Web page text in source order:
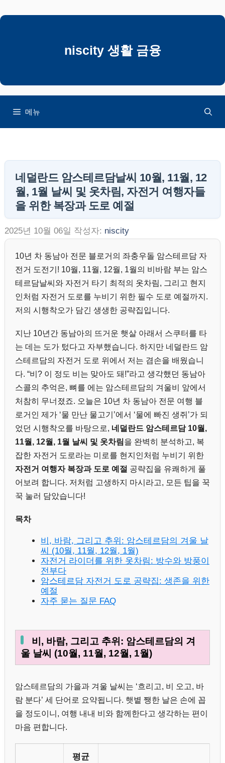
텐
뛰
niscity 생활 금융
메뉴
네덜란드 암스테르담날씨 10월, 11월, 12
월, 1월 날씨 및 옷차림, 자전거 여행자들
을 위한 복장과 도로 예절
2025년 10월 06일 작성자: niscity
10년 차 동남아 전문 블로거의 좌충우돌 암스테르담 자
전거 도전기! 10월, 11월, 12월, 1월의 비바람 부는 암스
테르담날씨와 자전거 타기 최적의 옷차림, 그리고 현지
인처럼 자전거 도로를 누비기 위한 필수 도로 예절까지.
저의 시행착오가 담긴 생생한 공략집입니다.
지난 10년간 동남아의 뜨거운 햇살 아래서 스쿠터를 타
는 데는 도가 텄다고 자부했습니다. 하지만 네덜란드 암
스테르담의 자전거 도로 위에서 저는 겸손을 배웠습니
다. “비? 이 정도 비는 맞아도 돼!”라고 생각했던 동남아
스콜의 추억은, 뼈를 에는 암스테르담의 겨울비 앞에서
처참히 무너졌죠. 오늘은 10년 차 동남아 전문 여행 블
로거인 제가 ‘물 만난 물고기’에서 ‘물에 빠진 생쥐’가 되
었던 시행착오를 바탕으로, 네덜란드 암스테르담 10월,
11월, 12월, 1월 날씨 및 옷차림을 완벽히 분석하고, 복
잡한 자전거 도로라는 미로를 현지인처럼 누비기 위한
자전거 여행자 복장과 도로 예절 공략집을 유쾌하게 풀
어보려 합니다. 저처럼 고생하지 마시라고, 모든 팁을 꾹
꾹 눌러 담았습니다!
목차
비, 바람, 그리고 추위: 암스테르담의 겨울 날
씨 (10월, 11월, 12월, 1월)
자전거 라이더를 위한 옷차림: 방수와 방풍이
전부다
암스테르담 자전거 도로 공략집: 생존을 위한
예절
자주 묻는 질문 FAQ
비, 바람, 그리고 추위: 암스테르담의 겨
울 날씨 (10월, 11월, 12월, 1월)
암스테르담의 가을과 겨울 날씨는 ‘흐리고, 비 오고, 바
람 분다’ 세 단어로 요약됩니다. 햇볕 쨍한 날은 손에 꼽
을 정도이니, 여행 내내 비와 함께한다고 생각하는 편이
마음 편합니다.
평균